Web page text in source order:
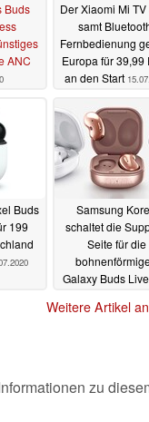
Buds
ANC
Der Xiaomi Mi TV
samt
Fernbedienung
Europa für 39,99
an den Start
Buds
199
Samsung
schaltet die
Seite für die
Galaxy Buds
13.07.2020
Weitere Artikel
zu